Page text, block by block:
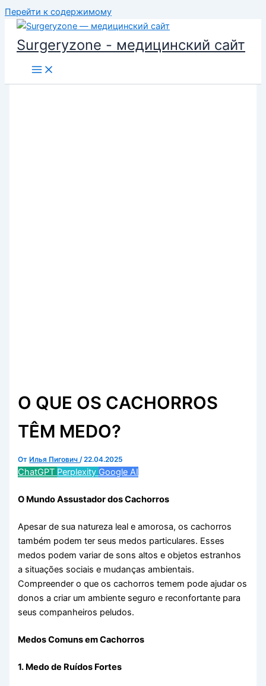
Перейти к содержимому
Surgeryzone - медицинский сайт
O QUE OS CACHORROS
TÊM MEDO?
От Илья Пигович/22.04.2025
ChatGPT Perplexity Google AI
O Mundo Assustador dos Cachorros
Apesar de sua natureza leal e amorosa, os cachorros
também podem ter seus medos particulares. Esses
medos podem variar de sons altos e objetos estranhos
a situações sociais e mudanças ambientais.
Compreender o que os cachorros temem pode ajudar os
donos a criar um ambiente seguro e reconfortante para
seus companheiros peludos.
Medos Comuns em Cachorros
1. Medo de Ruídos Fortes